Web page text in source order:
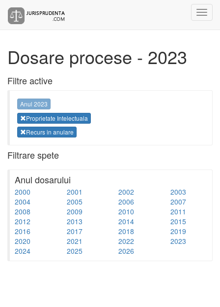
Dosare procese - 2023
Filtre active
Anul 2023
Proprietate Intelectuala
Recurs in anulare
Filtrare spete
Anul dosarului
2000 2001 2002
2003
2004
2005 2006
2007
2008
2009 2010
2011
2012
2013 2014
2015
2016
2017 2018
2019
2020
2021 2022
2023
2024
2025 2026